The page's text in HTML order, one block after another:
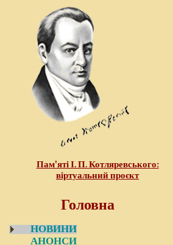
Пам’яті І. П. Котляревського:
віртуальний проєкт
Головна
НОВИНИ
АНОНСИ